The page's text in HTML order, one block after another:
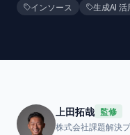
インソース
生成AI 活
上田拓哉 監修
株式会社課題解決